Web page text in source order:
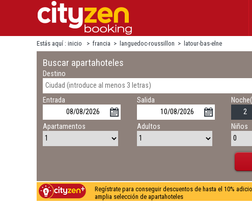
Estás aquí : inicio > francia > languedoc-roussillon > latour-bas-elne
Buscar apartahoteles
Destino
Entrada Salida
Apartamentos Adultos Niños
Regístrate para conseguir descuentos de hasta el 10%
amplia selección de apartahoteles